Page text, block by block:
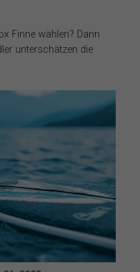
Finne wählen? Dann
unterschätzen die